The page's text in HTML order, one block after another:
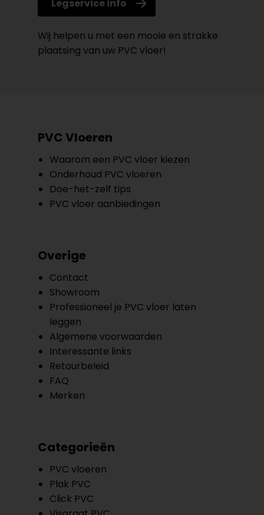
Legservice info
Wij helpen u met een mooie en strakke
plaatsing van uw PVC vloer!
PVC Vloeren
Waarom een PVC vloer kiezen
Onderhoud PVC vloeren
Doe-het-zelf tips
PVC vloer aanbiedingen
Overige
Contact
Showroom
Professioneel je PVC vloer laten
leggen
Algemene voorwaarden
Interessante links
Retourbeleid
FAQ
Merken
Categorieën
PVC vloeren
Plak PVC
Click PVC